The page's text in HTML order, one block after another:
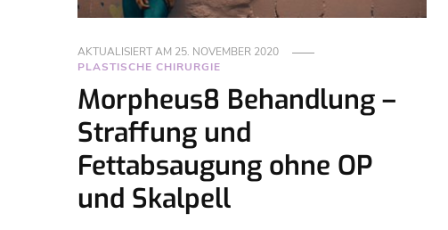
AKTUALISIERT AM 25. NOVEMBER 2020
PLASTISCHE CHIRURGIE
Morpheus8 Behandlung –
Straffung und
Fettabsaugung ohne OP
und Skalpell